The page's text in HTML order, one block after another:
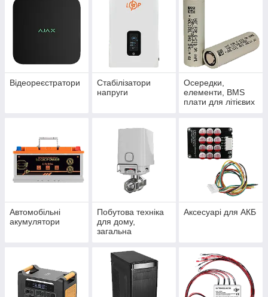
Відеореєстратори
Стабілізатори
напруги
Осередки,
елементи, BMS
плати для літієвих
Автомобільні
акумулятори
Побутова техніка
для дому,
загальна
Аксесуарі для АКБ